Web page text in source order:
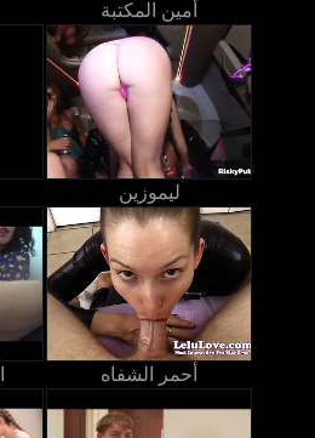
أمين المكتبة
ليموزين
أحمر الشفاه